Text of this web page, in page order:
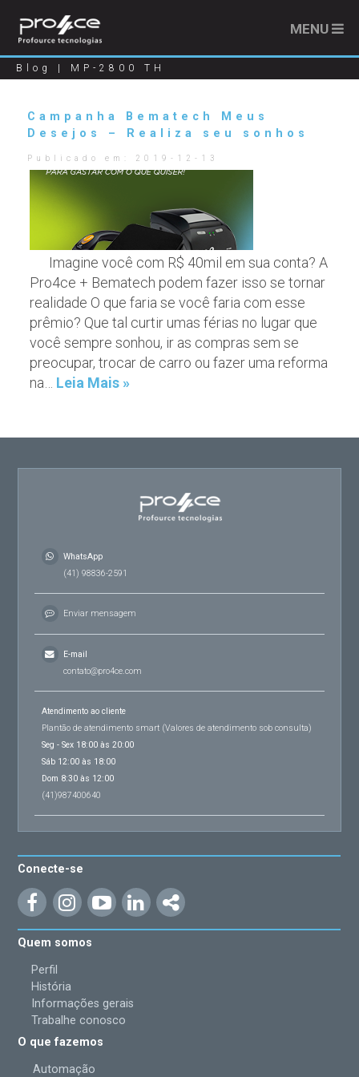
MENU
Blog | MP-2800 TH
Campanha Bematech Meus
Desejos – Realiza seu sonhos
Publicado em: 2019-12-13
Imagine você com R$ 40mil em sua conta? A
Pro4ce + Bematech podem fazer isso se tornar
realidade O que faria se você faria com esse
prêmio? Que tal curtir umas férias no lugar que
você sempre sonhou, ir as compras sem se
preocupar, trocar de carro ou fazer uma reforma
na… Leia Mais »
WhatsApp
(41) 98836-2591
Enviar mensagem
E-mail
contato@pro4ce.com
Atendimento ao cliente
Plantão de atendimento smart (Valores de atendimento sob consulta)
Seg - Sex 18:00 às 20:00
Sáb 12:00 às 18:00
Dom 8:30 às 12:00
(41)987400640
Conecte-se
Quem somos
Perfil
História
Informações gerais
Trabalhe conosco
O que fazemos
Automação